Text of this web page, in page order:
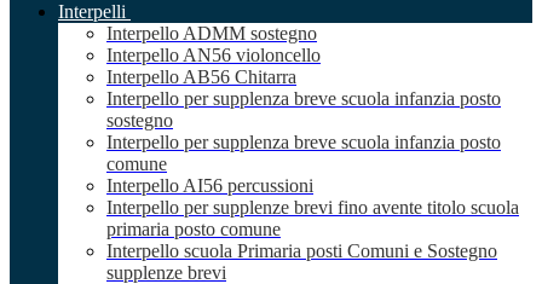
Interpelli
Interpello ADMM sostegno
Interpello AN56 violoncello
Interpello AB56 Chitarra
Interpello per supplenza breve scuola infanzia posto
sostegno
Interpello per supplenza breve scuola infanzia posto
comune
Interpello AI56 percussioni
Interpello per supplenze brevi fino avente titolo scuola
primaria posto comune
Interpello scuola Primaria posti Comuni e Sostegno
supplenze brevi